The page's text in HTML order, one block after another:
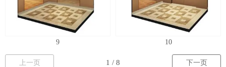
9 10
上一页 下一页